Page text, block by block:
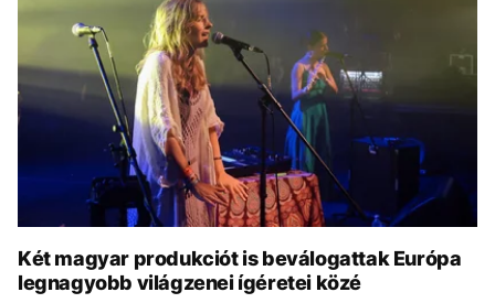
KÖZÉLET
ÉLETMÓD DESIGN
BESZÉLGETÉSEK ARCOK
TÖRTÉNETEK
GASZTRO
Két magyar produkciót is beválogattak Európa
legnagyobb világzenei ígéretei közé